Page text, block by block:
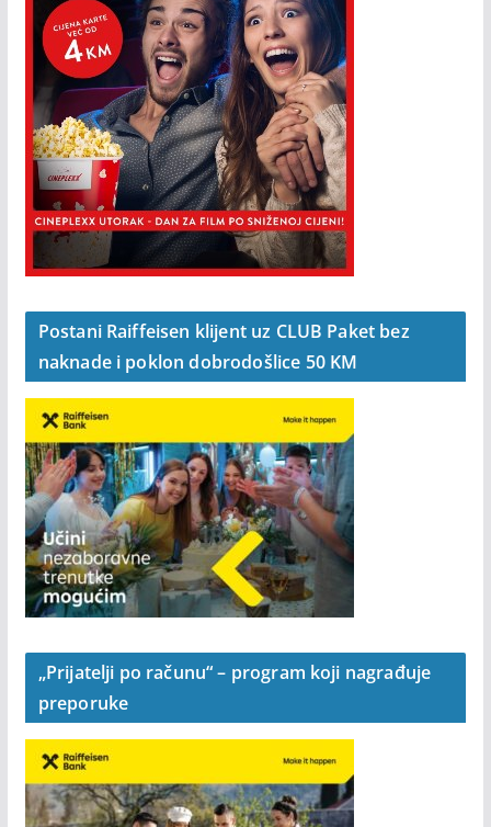
Postani Raiffeisen klijent uz CLUB Paket bez
naknade i poklon dobrodošlice 50 KM
„Prijatelji po računu“ – program koji nagrađuje
preporuke